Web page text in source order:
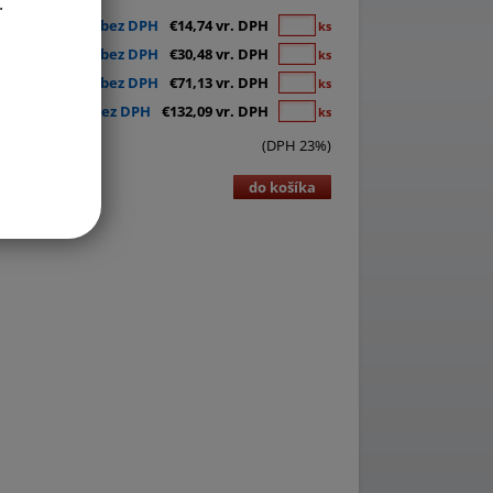
€11,98 bez DPH €14,74 vr. DPH ks
€24,78 bez DPH €30,48 vr. DPH ks
€57,83 bez DPH €71,13 vr. DPH ks
€107,39 bez DPH €132,09 vr. DPH ks
(DPH 23%)
do košíka